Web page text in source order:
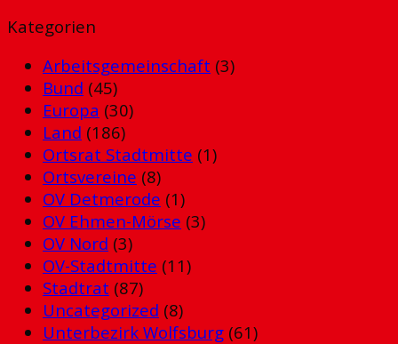
Kategorien
Arbeitsgemeinschaft (3)
Bund (45)
Europa (30)
Land (186)
Ortsrat Stadtmitte (1)
Ortsvereine (8)
OV Detmerode (1)
OV Ehmen-Mörse (3)
OV Nord (3)
OV-Stadtmitte (11)
Stadtrat (87)
Uncategorized (8)
Unterbezirk Wolfsburg (61)